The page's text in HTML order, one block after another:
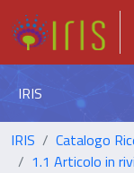
IRIS
IRIS Catalogo
1.1 Articolo in